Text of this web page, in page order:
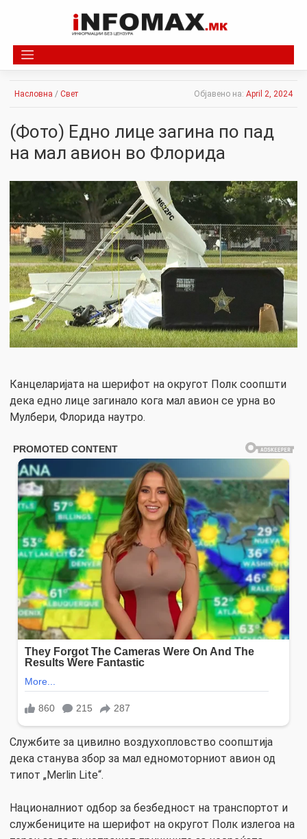
Насловна / Свет Објавено на: April 2, 2024
(Фото) Едно лице загина по пад
на мал авион во Флорида
Канцеларијата на шерифот на округот Полк соопшти
дека едно лице загинало кога мал авион се урна во
Мулбери, Флорида наутро.
Службите за цивилно воздухопловство соопштија
дека станува збор за мал едномоторниот авион од
типот „Merlin Lite“.
Националниот одбор за безбедност на транспортот и
службениците на шерифот на округот Полк излегоа на